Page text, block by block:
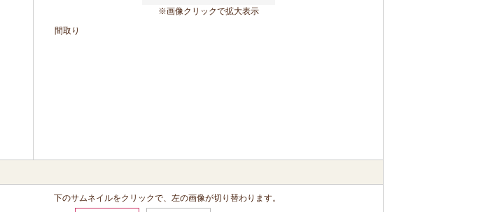
※画像クリックで拡大表示
間取り
下のサムネイルをクリックで、左の画像が切り替わります。